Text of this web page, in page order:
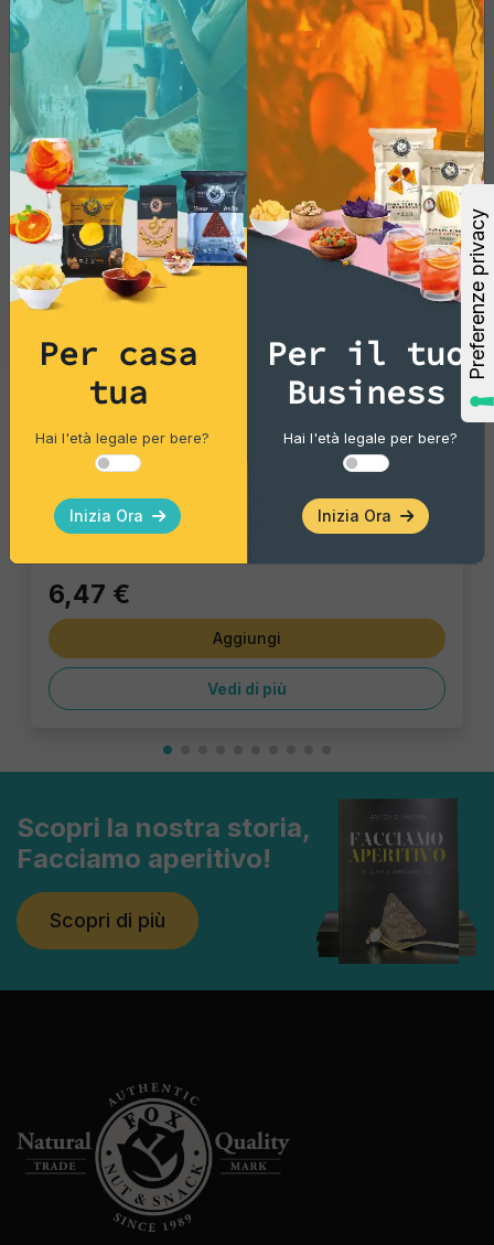
Cocktails
Gin Flower 14% Vol 100 Ml
Pezzo Singolo
6,47 €
Aggiungi
Vedi di più
Scopri la nostra storia,
Facciamo aperitivo!
Scopri di più
Per casa
tua
Hai l'età legale per bere?
Inizia Ora
Per il tuo
Business
Hai l'età legale per bere?
Inizia Ora